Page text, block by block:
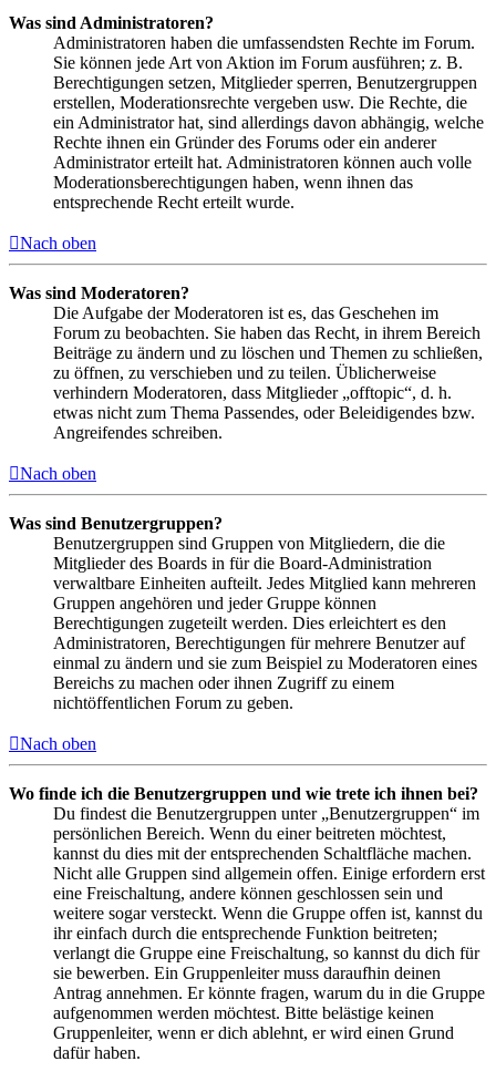
Was sind Administratoren?
Administratoren haben die umfassendsten Rechte im Forum.
Sie können jede Art von Aktion im Forum ausführen; z. B.
Berechtigungen setzen, Mitglieder sperren, Benutzergruppen
erstellen, Moderationsrechte vergeben usw. Die Rechte, die
ein Administrator hat, sind allerdings davon abhängig, welche
Rechte ihnen ein Gründer des Forums oder ein anderer
Administrator erteilt hat. Administratoren können auch volle
Moderationsberechtigungen haben, wenn ihnen das
entsprechende Recht erteilt wurde.
Nach oben
Was sind Moderatoren?
Die Aufgabe der Moderatoren ist es, das Geschehen im
Forum zu beobachten. Sie haben das Recht, in ihrem Bereich
Beiträge zu ändern und zu löschen und Themen zu schließen,
zu öffnen, zu verschieben und zu teilen. Üblicherweise
verhindern Moderatoren, dass Mitglieder „offtopic“, d. h.
etwas nicht zum Thema Passendes, oder Beleidigendes bzw.
Angreifendes schreiben.
Nach oben
Was sind Benutzergruppen?
Benutzergruppen sind Gruppen von Mitgliedern, die die
Mitglieder des Boards in für die Board-Administration
verwaltbare Einheiten aufteilt. Jedes Mitglied kann mehreren
Gruppen angehören und jeder Gruppe können
Berechtigungen zugeteilt werden. Dies erleichtert es den
Administratoren, Berechtigungen für mehrere Benutzer auf
einmal zu ändern und sie zum Beispiel zu Moderatoren eines
Bereichs zu machen oder ihnen Zugriff zu einem
nichtöffentlichen Forum zu geben.
Nach oben
Wo finde ich die Benutzergruppen und wie trete ich ihnen bei?
Du findest die Benutzergruppen unter „Benutzergruppen“ im
persönlichen Bereich. Wenn du einer beitreten möchtest,
kannst du dies mit der entsprechenden Schaltfläche machen.
Nicht alle Gruppen sind allgemein offen. Einige erfordern erst
eine Freischaltung, andere können geschlossen sein und
weitere sogar versteckt. Wenn die Gruppe offen ist, kannst du
ihr einfach durch die entsprechende Funktion beitreten;
verlangt die Gruppe eine Freischaltung, so kannst du dich für
sie bewerben. Ein Gruppenleiter muss daraufhin deinen
Antrag annehmen. Er könnte fragen, warum du in die Gruppe
aufgenommen werden möchtest. Bitte belästige keinen
Gruppenleiter, wenn er dich ablehnt, er wird einen Grund
dafür haben.